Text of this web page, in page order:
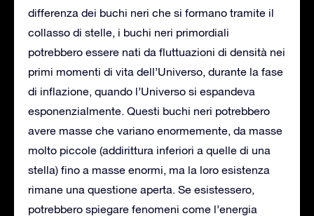
differenza dei buchi neri che si formano tramite il
collasso di stelle, i buchi neri primordiali
potrebbero essere nati da fluttuazioni di densità nei
primi momenti di vita dell’Universo, durante la fase
di inflazione, quando l’Universo si espandeva
esponenzialmente. Questi buchi neri potrebbero
avere masse che variano enormemente, da masse
molto piccole (addirittura inferiori a quelle di una
stella) fino a masse enormi, ma la loro esistenza
rimane una questione aperta. Se esistessero,
potrebbero spiegare fenomeni come l’energia